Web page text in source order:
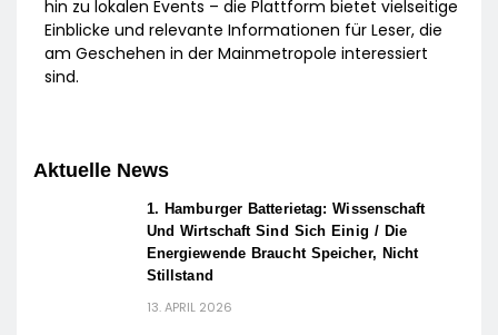
hin zu lokalen Events – die Plattform bietet vielseitige
Einblicke und relevante Informationen für Leser, die
am Geschehen in der Mainmetropole interessiert
sind.
Aktuelle News
1. Hamburger Batterietag: Wissenschaft
Und Wirtschaft Sind Sich Einig / Die
Energiewende Braucht Speicher, Nicht
Stillstand
13. APRIL 2026